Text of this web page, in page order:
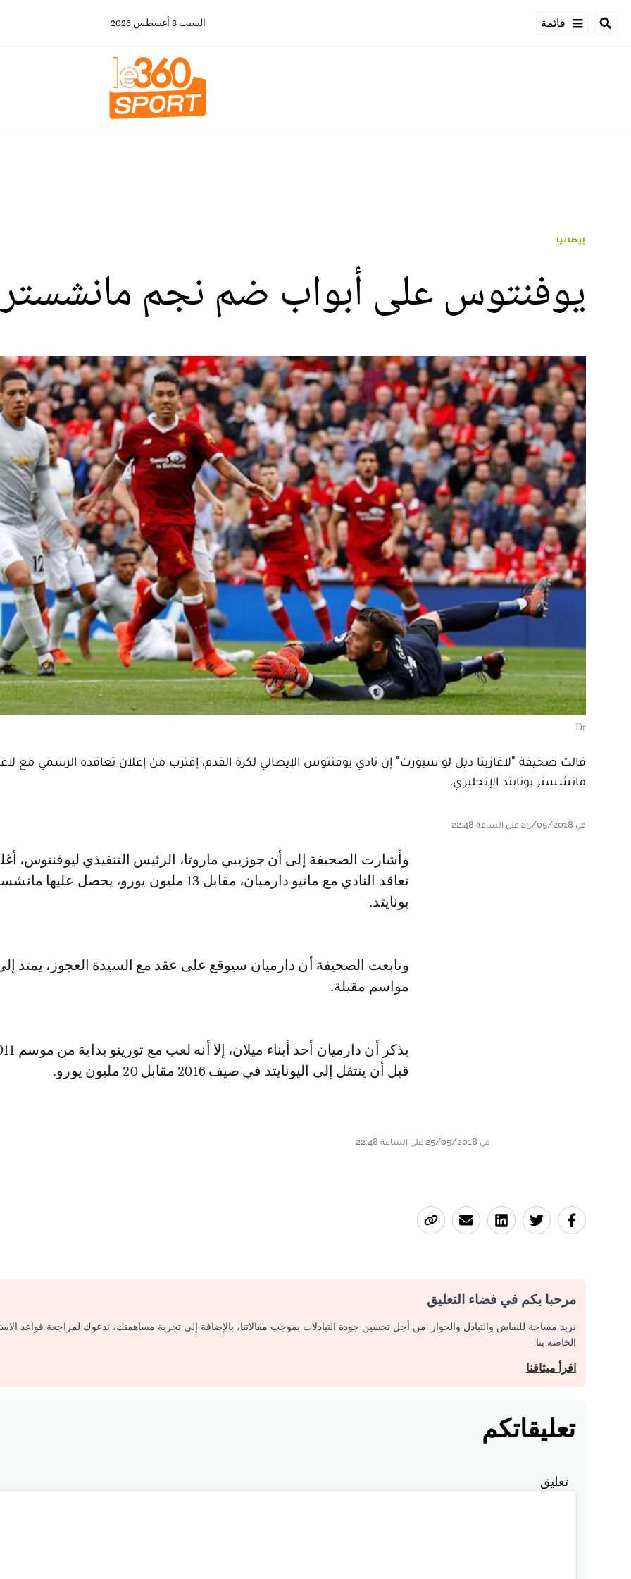
قائمة السبت 8 أغسطس 2026
إيطاليا
يوفنتوس على أبواب ضم نجم مانشستر
Dr
قالت صحيفة "لاغازيتا ديل لو سبورت" إن نادي يوفنتوس الإيطالي لكرة القدم، إقترب من إعلان تعاقده الرسمي مع
مانشستر يونايتد الإنجليزي.
في 25/05/2018 على الساعة 22:48
وأشارت الصحيفة إلى أن جوزيبي ماروتا، الرئيس التنفيذي ليوفنتوس، أغلق عمليًا
تعاقد النادي مع ماتيو دارميان، مقابل 13 مليون يورو، يحصل عليها
يونايتد.
مواسم مقبلة.
قبل أن ينتقل إلى اليونايتد في صيف 2016 مقابل 20 مليون يورو.
في 25/05/2018 على الساعة 22:48
مرحبا بكم في فضاء التعليق
نريد مساحة للنقاش والتبادل والحوار. من أجل تحسين جودة التبادلات بموجب مقالاتنا، بالإضافة إلى تجربة مساهمتك، ندعوك لمراجعة قواعد
الخاصة بنا.
اقرأ ميثاقنا
تعليقاتكم
تعليق